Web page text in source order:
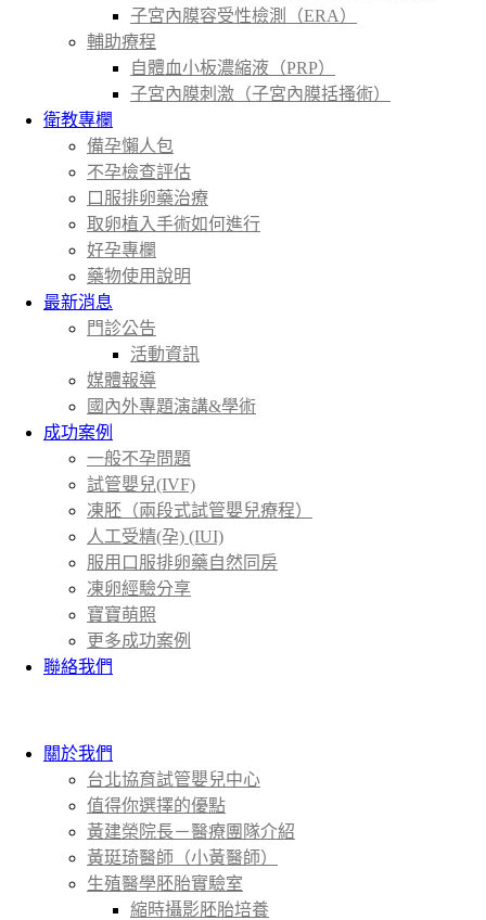
子宮內膜容受性檢測（ERA）
輔助療程
自體血小板濃縮液（PRP）
子宮內膜刺激（子宮內膜括搔術）
衛教專欄
備孕懶人包
不孕檢查評估
口服排卵藥治療
取卵植入手術如何進行
好孕專欄
藥物使用說明
最新消息
門診公告
活動資訊
媒體報導
國內外專題演講&學術
成功案例
一般不孕問題
試管嬰兒(IVF)
凍胚（兩段式試管嬰兒療程）
人工受精(孕) (IUI)
服用口服排卵藥自然同房
凍卵經驗分享
寶寶萌照
更多成功案例
聯絡我們
關於我們
台北協育試管嬰兒中心
值得你選擇的優點
黃建榮院長－醫療團隊介紹
黃珽琦醫師（小黃醫師）
生殖醫學胚胎實驗室
縮時攝影胚胎培養